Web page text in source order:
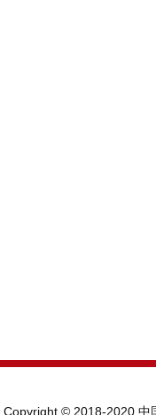
Copyright © 2018-2020 中